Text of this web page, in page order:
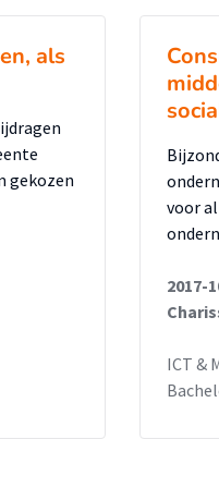
van
beantwoorden,
Exclusive. Deze
klanten. De
dat hij
doelstelling: ‘Inzicht
als
gekozen
voor
2017-
ICT &